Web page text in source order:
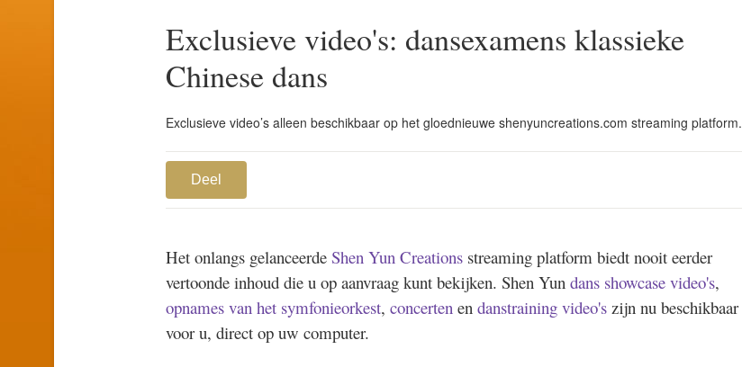
Exclusieve video's: dansexamens klassieke
Chinese dans
Exclusieve video’s alleen beschikbaar op het gloednieuwe shenyuncreations.com streaming platform.
Deel
Het onlangs gelanceerde Shen Yun Creationsstreaming platform biedt nooit eerder
vertoonde inhoud die u op aanvraag kunt bekijken. Shen Yun dans showcase video's,
opnames van het symfonieorkest, concerten en danstraining video'szijn nu beschikbaar
voor u, direct op uw computer.